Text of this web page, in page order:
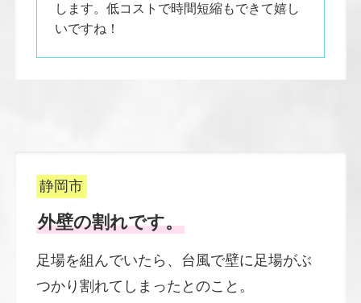
します。低コストで時間短縮もできて嬉し
いですね！
静岡市
外壁の割れです。
足場を組んでいたら、台風で壁に足場がぶ
つかり割れてしまったとのこと。